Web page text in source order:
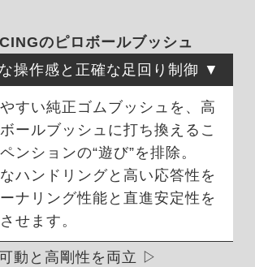
のピロボールブッシュ
操作感と正確な足回り制御
すい純正ゴムブッシュを、高
ールブッシュに打ち換えるこ
ンションの“遊び”を排除。
ハンドリングと高い応答性を
ナリング性能と直進安定性を
せます。
動と高剛性を両立